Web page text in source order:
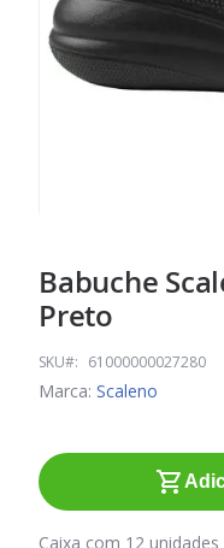
Saltar
para
o
início
da
imagens
Babuche
Preto
SKU 61000000027280
Marca: Scaleno
Caixa com 12 unidades